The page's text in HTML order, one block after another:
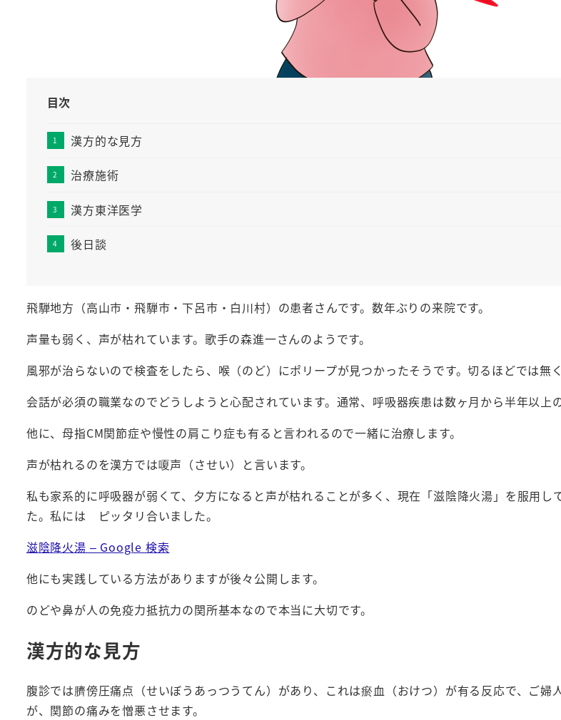
目次
漢方的な見方
治療施術
漢方東洋医学
後日談
飛騨地方（高山市・飛騨市・下呂市・白川村）の患者さんです。数年ぶりの来院です。
声量も弱く、声が枯れています。歌手の森進一さんのようです。
風邪が治らないので検査をしたら、喉（のど）にポリープが見つかったそうです。切るほどでは無
会話が必須の職業なのでどうしようと心配されています。通常、呼吸器疾患は数ヶ月から半年以上
他に、母指CM関節症や慢性の肩こり症も有ると言われるので一緒に治療します。
声が枯れるのを漢方では嗄声（させい）と言います。
私も家系的に呼吸器が弱くて、夕方になると声が枯れることが多く、現在「滋陰降火湯」を服用し
た。私には ピッタリ合いました。
滋陰降火湯 – Google 検索
他にも実践している方法がありますが後々公開します。
のどや鼻が人の免疫力抵抗力の関所基本なので本当に大切です。
漢方的な見方
腹診では臍傍圧痛点（せいぼうあっつうてん）があり、これは瘀血（おけつ）が有る反応で、ご婦
が、関節の痛みを憎悪させます。